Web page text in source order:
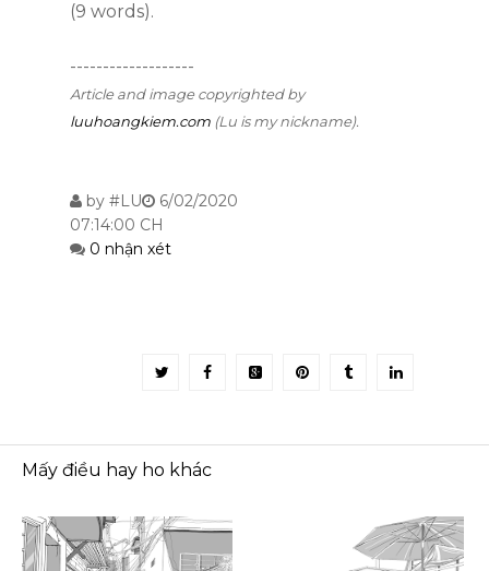
(9 words).
-------------------
Article and image copyrighted by
luuhoangkiem.com (Lu is my nickname).
by #LU
6/02/2020
07:14:00 CH
0 nhận xét
Mấy điều hay ho khác